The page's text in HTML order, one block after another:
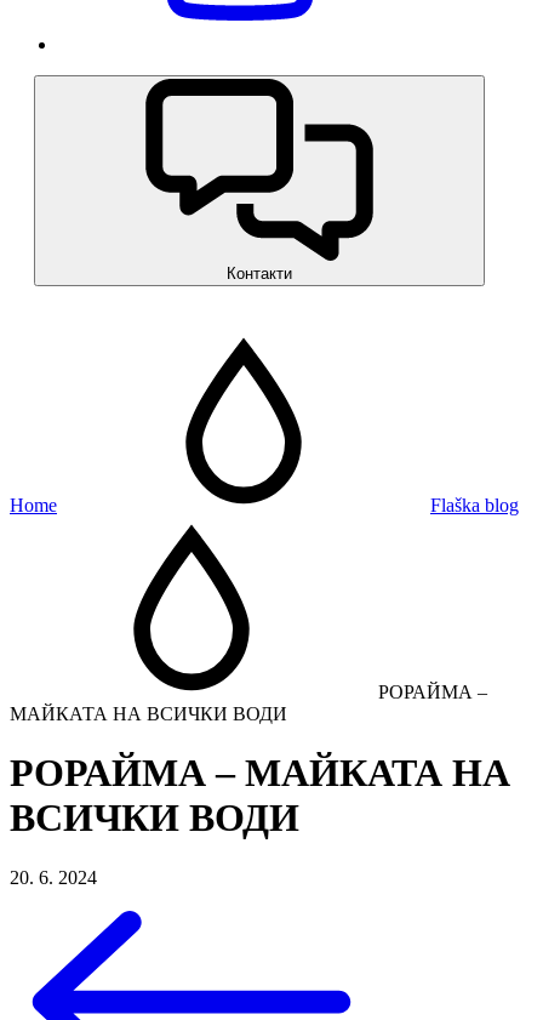
Контакти
Home Flaška blog
РОРАЙМА –
МАЙКАТА НА ВСИЧКИ ВОДИ
РОРАЙМА – МАЙКАТА НА
ВСИЧКИ ВОДИ
20. 6. 2024